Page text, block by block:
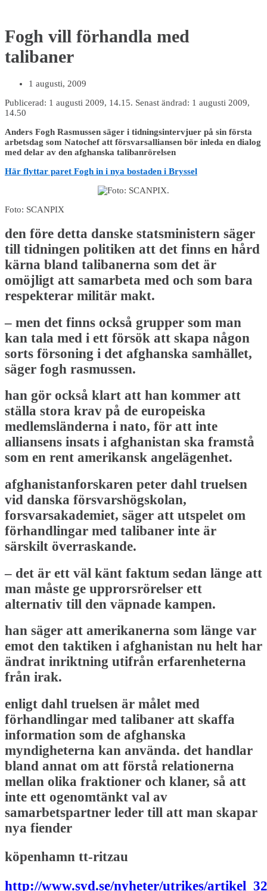
Fogh vill förhandla med
talibaner
1 augusti, 2009
Publicerad: 1 augusti 2009, 14.15. Senast ändrad: 1 augusti 2009,
14.50
Anders Fogh Rasmussen säger i tidningsintervjuer på sin första
arbetsdag som Natochef att försvarsalliansen bör inleda en dialog
med delar av den afghanska talibanrörelsen
Här flyttar paret Fogh in i nya bostaden i Bryssel
Foto: SCANPIX
den före detta danske statsministern säger
till tidningen politiken att det finns en hård
kärna bland talibanerna som det är
omöjligt att samarbeta med och som bara
respekterar militär makt.
– men det finns också grupper som man
kan tala med i ett försök att skapa någon
sorts försoning i det afghanska samhället,
säger fogh rasmussen.
han gör också klart att han kommer att
ställa stora krav på de europeiska
medlemsländerna i nato, för att inte
alliansens insats i afghanistan ska framstå
som en rent amerikansk angelägenhet.
afghanistanforskaren peter dahl truelsen
vid danska försvarshögskolan,
forsvarsakademiet, säger att utspelet om
förhandlingar med talibaner inte är
särskilt överraskande.
– det är ett väl känt faktum sedan länge att
man måste ge upprorsrörelser ett
alternativ till den väpnade kampen.
han säger att amerikanerna som länge var
emot den taktiken i afghanistan nu helt har
ändrat inriktning utifrån erfarenheterna
från irak.
enligt dahl truelsen är målet med
förhandlingar med talibaner att skaffa
information som de afghanska
myndigheterna kan använda. det handlar
bland annat om att förstå relationerna
mellan olika fraktioner och klaner, så att
inte ett ogenomtänkt val av
samarbetspartner leder till att man skapar
nya fiender
köpenhamn tt-ritzau
http://www.svd.se/nyheter/utrikes/